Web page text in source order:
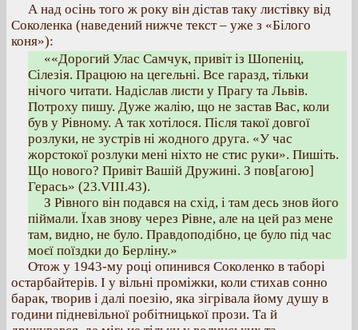
А над осінь того ж року він дістав таку листівку від
Соколенка (наведений нижче текст – уже з «Білого
коня»):
««Дорогий Улас Самчук, привіт із Шопеніц,
Сілезія. Працюю на цегельні. Все гаразд, тільки
нічого читати. Надіслав листи у Прагу та Львів.
Потроху пишу. Дуже жалію, що не застав Вас, коли
був у Рівному. А так хотілося. Після такої довгої
розлуки, не зустрів ні жодного друга. «У час
жорстокої розлуки мені ніхто не стис руки». Пишіть.
Що нового? Привіт Вашій Дружині. З пов[агою]
Герась» (23.VІІІ.43).
З Рівного він подався на схід, і там десь знов його
піймали. Їхав знову через Рівне, але на цей раз мене
там, видно, не було. Правдоподібно, це було під час
моєї поїздки до Берліну.»
Отож у 1943-му році опинився Соколенко в таборі
остарбайтерів. І у вільні проміжки, коли стихав сонно
барак, творив і далі поезію, яка зігрівала йому душу в
години підневільної робітницької прози. Та й